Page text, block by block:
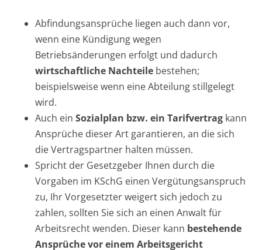
Abfindungsansprüche liegen auch dann vor,
wenn eine Kündigung wegen
Betriebsänderungen erfolgt und dadurch
wirtschaftliche Nachteile bestehen;
beispielsweise wenn eine Abteilung stillgelegt
wird.
Auch ein Sozialplan bzw. ein Tarifvertrag kann
Ansprüche dieser Art garantieren, an die sich
die Vertragspartner halten müssen.
Spricht der Gesetzgeber Ihnen durch die
Vorgaben im KSchG einen Vergütungsanspruch
zu, Ihr Vorgesetzter weigert sich jedoch zu
zahlen, sollten Sie sich an einen Anwalt für
Arbeitsrecht wenden. Dieser kann bestehende
Ansprüche vor einem Arbeitsgericht